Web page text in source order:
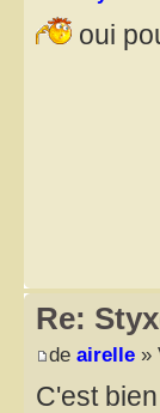
oui
Re:
de airelle »
C'est